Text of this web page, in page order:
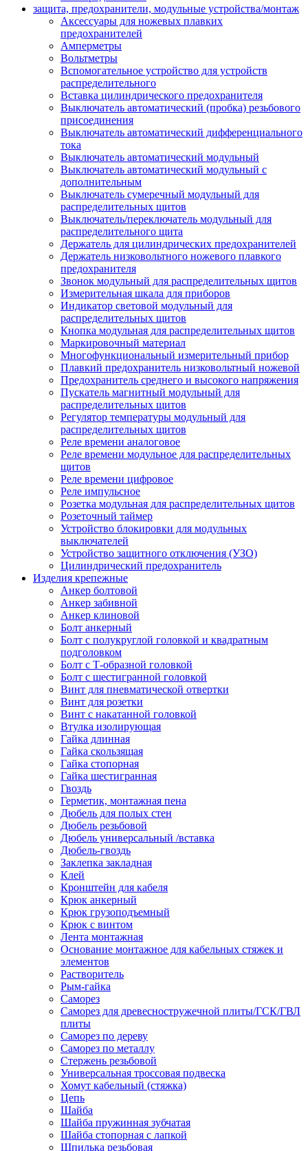
защита, предохранители, модульные устройства/монтаж
Аксессуары для ножевых плавких
предохранителей
Амперметры
Вольтметры
Вспомогательное устройство для устройств
распределительного
Вставка цилиндрического предохранителя
Выключатель автоматический (пробка) резьбового
присоединения
Выключатель автоматический дифференциального
тока
Выключатель автоматический модульный
Выключатель автоматический модульный с
дополнительным
Выключатель сумеречный модульный для
распределительных щитов
Выключатель/переключатель модульный для
распределительного щита
Держатель для цилиндрических предохранителей
Держатель низковольтного ножевого плавкого
предохранителя
Звонок модульный для распределительных щитов
Измерительная шкала для приборов
Индикатор световой модульный для
распределительных щитов
Кнопка модульная для распределительных щитов
Маркировочный материал
Многофункциональный измерительный прибор
Плавкий предохранитель низковольтный ножевой
Предохранитель среднего и высокого напряжения
Пускатель магнитный модульный для
распределительных щитов
Регулятор температуры модульный для
распределительных щитов
Реле времени аналоговое
Реле времени модульное для распределительных
щитов
Реле времени цифровое
Реле импульсное
Розетка модульная для распределительных щитов
Розеточный таймер
Устройство блокировки для модульных
выключателей
Устройство защитного отключения (УЗО)
Цилиндрический предохранитель
Изделия крепежные
Анкер болтовой
Анкер забивной
Анкер клиновой
Болт анкерный
Болт с полукруглой головкой и квадратным
подголовком
Болт с Т-образной головкой
Болт с шестигранной головкой
Винт для пневматической отвертки
Винт для розетки
Винт с накатанной головкой
Втулка изолирующая
Гайка длинная
Гайка скользящая
Гайка стопорная
Гайка шестигранная
Гвоздь
Герметик, монтажная пена
Дюбель для полых стен
Дюбель резьбовой
Дюбель универсальный /вставка
Дюбель-гвоздь
Заклепка закладная
Клей
Кронштейн для кабеля
Крюк анкерный
Крюк грузоподъемный
Крюк с винтом
Лента монтажная
Основание монтажное для кабельных стяжек и
элементов
Растворитель
Рым-гайка
Саморез
Саморез для древесностружечной плиты/ГСК/ГВЛ
плиты
Саморез по дереву
Саморез по металлу
Стержень резьбовой
Универсальная троссовая подвеска
Хомут кабельный (стяжка)
Цепь
Шайба
Шайба пружинная зубчатая
Шайба стопорная с лапкой
Шпилька резьбовая